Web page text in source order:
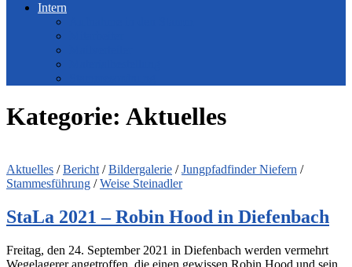
Intern
Kategorie: Aktuelles
Aktuelles /Bericht /Bildergalerie /Jungpfadfinder Niefern /
Stammesführung /Weise Steinadler
StaLa 2021 – Robin Hood in Diefenbach
Freitag, den 24. September 2021 in Diefenbach werden vermehrt
Wegelagerer angetroffen, die einen gewissen Robin Hood und sein